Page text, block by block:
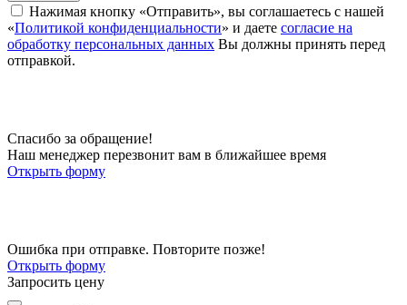
Нажимая кнопку «Отправить», вы соглашаетесь с нашей
«Политикой конфиденциальности» и даете согласие на
обработку персональных данных Вы должны принять перед
отправкой.
Спасибо за обращение!
Наш менеджер перезвонит вам в ближайшее время
Открыть форму
Ошибка при отправке. Повторите позже!
Открыть форму
Запросить цену